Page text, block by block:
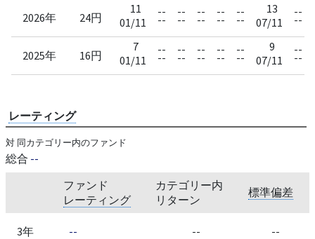
2026年 24円
11
01/11
--
--
--
--
--
--
--
--
--
--
13
07/11
--
--
2025年 16円
7
01/11
--
--
--
--
--
--
--
--
--
--
9
07/11
--
--
レーティング
対 同カテゴリー内のファンド
総合 --
ファンド
レーティング
カテゴリー内
リターン
標準偏差
3年 -- -- --